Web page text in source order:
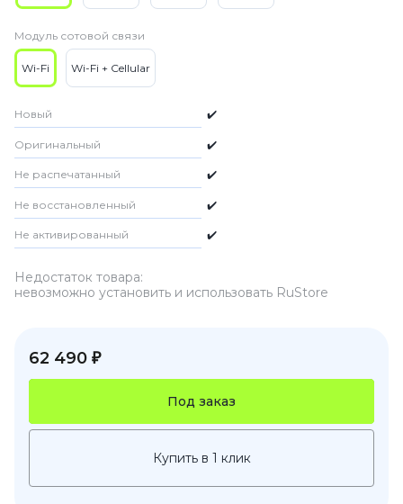
Модуль сотовой связи
Wi-Fi Wi-Fi + Cellular
Новый ✔️
Оригинальный ✔️
Не распечатанный ✔️
Не восстановленный ✔️
Не активированный ✔️
Недостаток товара:
невозможно установить и использовать RuStore
62 490 ₽
Под заказ
Купить в 1 клик